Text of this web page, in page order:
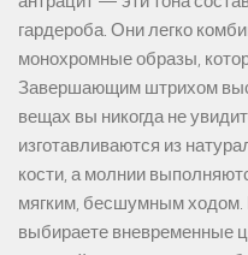
гардероба. Они легко
монохромные образы,
Завершающим штрихом
вещах вы никогда не
изготавливаются из
кости, а молнии
мягким, бесшумным ходом.
выбираете вневременные